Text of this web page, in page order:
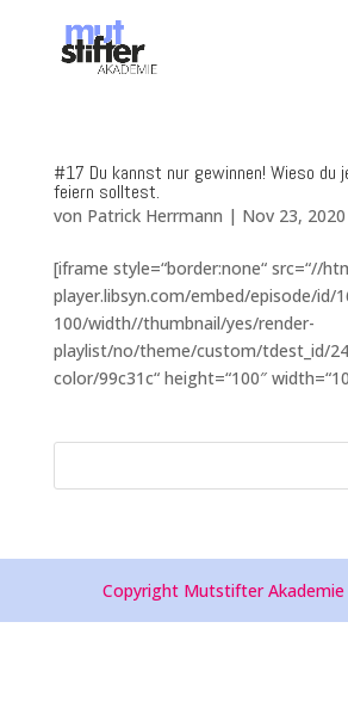
#17 Du kannst nur gewinnen! Wieso du
feiern solltest.
von Patrick Herrmann | Nov 23, 2020
[iframe style=“border:none“ src=“//
player.libsyn.com/embed/episode/id/
100/width//thumbnail/yes/render-
playlist/no/theme/custom/tdest_id/
color/99c31c“ height=“100″
Copyright Mutstifter Akademie